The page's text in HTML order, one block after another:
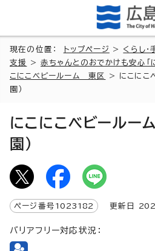
現在の位置： トップページ > くらし・
支援
>赤ちゃんとのおでかけも安心「
こにこベビールーム 東区
> にこにこ
園）
にこにこベビールー
園）
ページ番号 1023182 更新日
バリアフリー対応状況：